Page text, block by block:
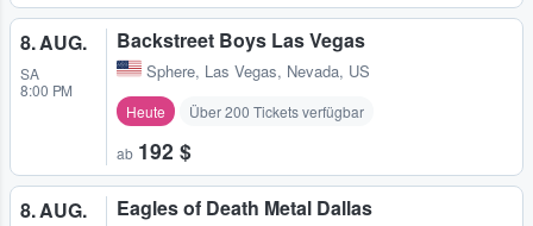
8. AUG.
SA
8:00 PM
Backstreet Boys Las Vegas
Sphere, Las Vegas, Nevada, US
Heute Über 200 Tickets verfügbar
ab 192 $
8. AUG. Eagles of Death Metal Dallas